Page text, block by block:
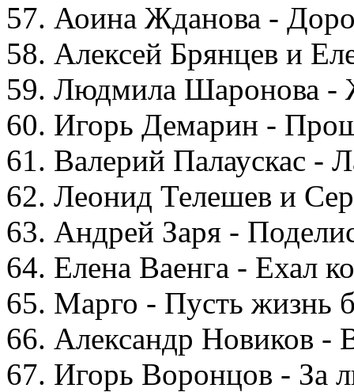
57. Аоина Жданова -
58. Алексей Брянцев и
59. Людмила Шаронова -
60. Игорь Демарин -
61. Валерий Палаускас -
62. Леонид Телешев и
63. Андрей Заря -
64. Елена Ваенга - Ехал
65. Марго - Пусть жизнь
66. Александр Новиков -
67. Игорь Воронцов - За